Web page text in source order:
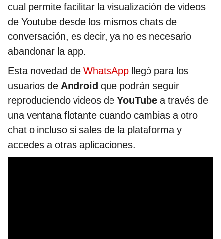
cual permite facilitar la visualización de videos
de Youtube desde los mismos chats de
conversación, es decir, ya no es necesario
abandonar la app.
Esta novedad de WhatsApp llegó para los
usuarios de Android que podrán seguir
reproduciendo videos de YouTube a través de
una ventana flotante cuando cambias a otro
chat o incluso si sales de la plataforma y
accedes a otras aplicaciones.